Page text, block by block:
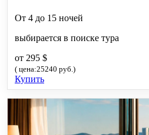
От 4 до 15 ночей
выбирается в поиске тура
от 295 $
( цена:25240 руб.)
Купить